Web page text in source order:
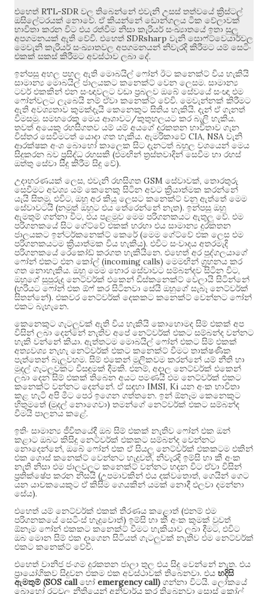
එහෙත් RTL-SDR වල තිබෙන්නේ එවැනි උසස් තත්වයේ ක්‍රිස්ටල්
ඔසිලේටරයක් නොවේ. ඒ කියන්නේ ඩොන්ගලය ටික වේලාවක්
භාවිතා කරන විට එය රත්වීම නිසා කැරියර් සංඛ්‍යාතයේ ඉතා සුලු
අපගමනයක් ඇති වේවි. එහෙත් SDRsharp වැනි සොෆ්ට්වෙයාර්වල
මෙවැනි කැරියර් සංඛ්‍යාතවල අපගමනයන් නිවැරදි කිරීමට යම් සෙටිං
එකක් සකස් කිරීමට අවස්ථාව ලබා දේ.
ඉන්පසු අහල පහල ඇති මොබයිල් ෆෝන් ඊට කනෙක්ට් විය හැකියි
සාමාන්‍ය මොබයිල් ජාලයකට කනෙක්ට් වෙන ලෙසම. සාමාන්‍ය
ටවර් එකකින් එන සංඥාවලට වඩා ප්‍රබලව ඔබේ සේවයේ සංඥා එම
ෆෝන්වලට ලැබෙයි නම් ඒවා කනෙක්ට් වේවි. මෙවැන්නක් කිරීමට
ඇති අවශ්‍යතාව කුමක්දැයි කෙනෙකුට සිතිය හැකියි. දැන් ඒ ගැනත්
විමසමු. සමහරෙකු මෙය ආශාවට/කුතුහලයට කර බැලි හැකිය.
තවත් අයෙකු රහසිගතව යම් යම් අයගේ දුරකතන භාවිතාව ගැන
විස්තර සෙවීමටත් යොදා ගත හැකිය. ඇමරිකාවේ CIA, NSA වැනි
ආරක්ෂක අංශ බොහෝ කාලෙක සිට දැනටත් බහුල වශයෙන් මෙය
සිදුකරන බව ප්‍රසිද්ධ රහසකි (එමඟින් ත්‍රස්තවාදින් සෙවීම හා රහස්
ඔත්තු සේවා සිදු කිරීම සිදු වේ).
උදාහරණයක් ලෙස, එවැනි රහසිගත GSM සේවාවක්, තොරතුරු
සෙවීමට අවශ්‍ය යම් කෙනෙකු සිටින අවට ක්‍රියාත්මක කරන්නේ
යැයි සිතමු. එවිට, ඔහු අර කියූ ලෙසට කනෙක්ට් වනු ඇත්තේ මෙම
සේවාවටයි (නමුත් ඔහුට එය තේරෙන්නේ නැත). ඉන්පසු ඔහු
ඇමතුම් ගන්නා විට, එය පළමුව මෙම පරිගනකයට ඇතුලු වේ. එම
පරිගනකයේ සිට ගේට්වේ එකක් හරහා එය සාමාන්‍ය දුරකතන
ජාලයකට ඉන්ටර්කනෙක්ට් කෙරේ (මෙම ගේට්වේ එක ලෙස එම
පරිගනකයටම ක්‍රියාත්මක විය හැකිය). එවිට සංවාදය අතරමැදි
පරිගනකයේ රෙකෝඩ් කරගත හැකියිනෙ. එහෙත් අර පුද්ගලයාගේ
ෆෝන් එකට එන කෝල් (incoming calls) මෙමඟින් ග්‍රහනය කර
ගත නොහැකිය. ඔහු මෙම හොර සේවාවට සම්බන්දව සිටින විට,
ඔහුගේ සුපුරුදු නෙට්වර්ක් එකෙන් ඩිස්කනෙක්ට් වෙලායි සිටින්නේ
(හරියට ෆෝන් එක ඕෆ් කර සිටිනවා සේයි ඔහුගේ සැබෑ නෙට්වර්ක්
සිතන්නේ). එකවර නෙට්වර්ක් දෙකකට කනෙක්ට් වෙන්නට ෆෝන්
එකට බැහැනෙ.
කෙනෙකුට ගැටලුවක් ඇති විය හැකියි කොහොමද සිම් එකක් අප
විසින් ලබා දෙන්නේ නැතිව අපේ නෙට්වර්ක් එකට සම්බන්ද වන්නට
හැකි වන්නේ කියා. ඇත්තටම මොබයිල් ෆෝන් එකට සිම් එකක්
අත්‍යවශ්‍ය නැහැ නෙට්වර්ක් එකට කනෙක්ට් වීමට තාක්ෂණික
පැත්තෙන් බැලුවහම. සිම් එකෙන් මූලිකවම කරන්නේ යම් නීති හා
මුදල් ගැටලුවකට විසඳුමක් දීමකි. එනම්, අදාල නෙට්වර්ක් එකෙන්
ලබා දෙන සිම් එකක් තිබෙන අයට පමණයි එම නෙට්වර්ක් එකට
කනෙක්ට් වන්නට දෙන්නේ. ඒ සඳහා IMSI, Ki යන අංක භාවිතා
කළ හැටි අපි මීට පෙර ඉගෙන ගත්තනෙ. ඉන් ඕනෑම කෙනෙකුට
හිතුමතේ (මුදල් නොගෙවා) තමන්ගේ නෙට්වර්ක් එකට සම්බන්ද
වීමයි පාලනය කළේ.
ඉතිං සාමාන්‍ය ජීවිතයේදී ඔබ සිම් එකක් නැතිව ෆෝන් එක ඔන්
කළාට ඔබට කිසිදු නෙට්වර්ක් එකකට සම්බන්ද වෙන්නට
නොදෙන්නේ, ඔබේ ෆෝන් එක ඒ සියලු නෙට්වර්ක් එකකටම එකින්
එක ගොස් කනෙක්ට් වෙන්නට හැදුවත්, නිවැරදි ඉම්සි හා කී අංක
නැති නිසා එම ජාලවලට කනෙක්ට් වන්නට හදන විට ඒවා විසින්
ප්‍රතික්ෂේප කරන නිසයි (උපමාවකින් එය දක්වතොත්, ගෙයින් ගෙට
යන යාචකයෙකුට ඒ කිසිම ගෙයකින් යමක් නොදී එලවා දමන්නා
සේය).
එහෙත් යම් නෙට්වර්ක් එකක් තීරණය කළොත් (එනම් එම
පරිගනකයේ සෙටිංස් හැදුවොත්) ඉම්සි හා කී අංක කුමක් වුවත්
ඕනෑම ෆෝන් එකකට කනෙක්ට් වීමට හැකියාව ලබා දීමට, එවිට
ඔබ මොන සිම් එක දාගෙන සිටියත් ගැටලුවක් නැතිව එම නෙට්වර්ක්
එකට කනෙක්ට් වේවි.
එහෙත් වානිජ ජංගම දුරකතන ජාලා තුල එය සිදු වෙන්නේ නැත. එය
ප්‍රායෝගිකව සිදුවන එකම එක අවස්ථාවක් තිබෙනවා. එය හදිසි
ඇමතුම් (SOS call හෝ emergency call) ගන්නා විටයි. ලෝකයේ
බොහෝ රටවල නීතියෙන් අනිවාර්ය කර තිබෙනවා සොස් කෝල්